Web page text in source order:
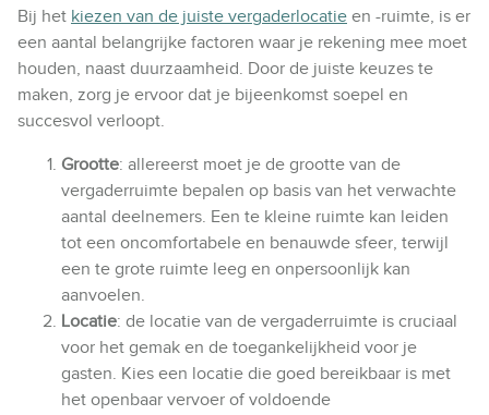
Bij het kiezen van de juiste vergaderlocatie en -ruimte, is er
een aantal belangrijke factoren waar je rekening mee moet
houden, naast duurzaamheid. Door de juiste keuzes te
maken, zorg je ervoor dat je bijeenkomst soepel en
succesvol verloopt.
Grootte: allereerst moet je de grootte van de
vergaderruimte bepalen op basis van het verwachte
aantal deelnemers. Een te kleine ruimte kan leiden
tot een oncomfortabele en benauwde sfeer, terwijl
een te grote ruimte leeg en onpersoonlijk kan
aanvoelen.
Locatie: de locatie van de vergaderruimte is cruciaal
voor het gemak en de toegankelijkheid voor je
gasten. Kies een locatie die goed bereikbaar is met
het openbaar vervoer of voldoende